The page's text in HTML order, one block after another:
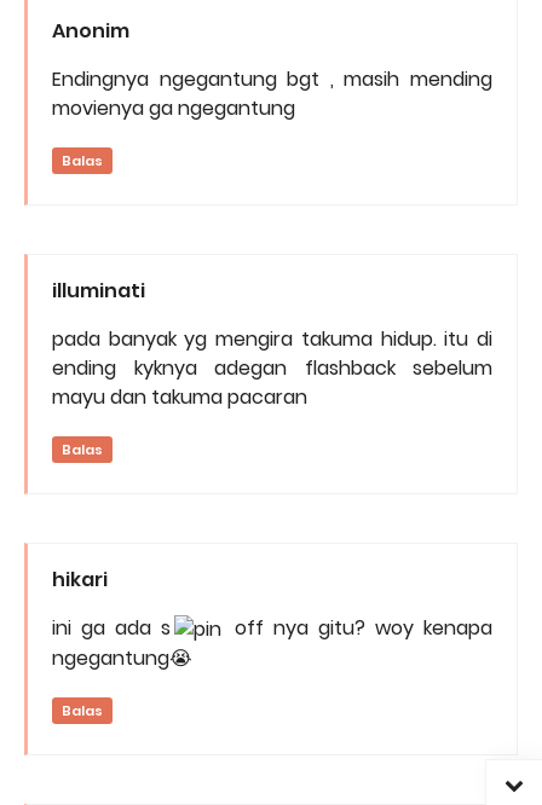
Anonim
Endingnya ngegantung bgt , masih mending
movienya ga ngegantung
Balas
illuminati
pada banyak yg mengira takuma hidup. itu di
ending kyknya adegan flashback sebelum
mayu dan takuma pacaran
Balas
hikari
ini ga ada s
off nya gitu? woy kenapa
ngegantung😭
Balas